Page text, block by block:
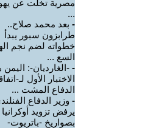
مصرية تخلت عن
...
- بعد محمد صلاح..
طرابزون سبور يبدأ
خطواته لضم نجم
السع ...
- -الغارديان-: اليمن
الاختبار الأول لـ-
الدفاع المشت ...
- وزير الدفاع
يرفض تزويد أوكرانيا
بصواريخ -باتريوت-